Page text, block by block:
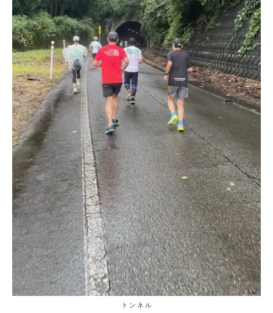
トンネル